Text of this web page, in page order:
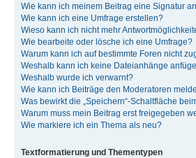
Wie kann ich meinem Beitrag eine Signatur
Wie kann ich eine Umfrage erstellen?
Wieso kann ich nicht mehr
Wie bearbeite oder lösche ich eine Umfrage?
Warum kann ich auf bestimmte Foren nicht
Weshalb kann ich keine Dateianhänge
Weshalb wurde ich verwarnt?
Wie kann ich Beiträge den Moderatoren
Was bewirkt die „Speichern“-Schaltfläche
Warum muss mein Beitrag erst freigegeben
Wie markiere ich ein Thema als neu?
Textformatierung und Thementypen